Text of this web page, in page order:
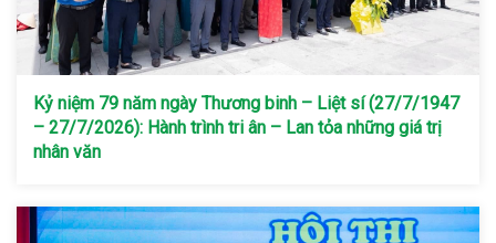
Kỷ niệm 79 năm ngày Thương binh – Liệt sí (27/7/1947
– 27/7/2026): Hành trình tri ân – Lan tỏa những giá trị
nhân văn